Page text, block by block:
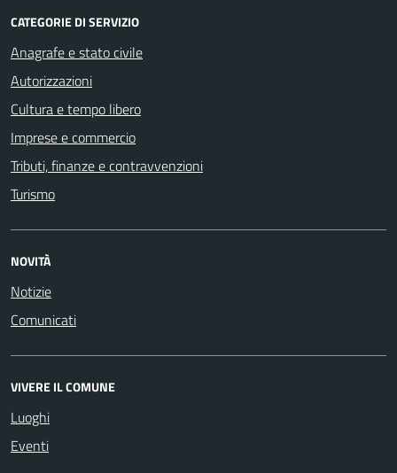
CATEGORIE DI SERVIZIO
Anagrafe e stato civile
Autorizzazioni
Cultura e tempo libero
Imprese e commercio
Tributi, finanze e contravvenzioni
Turismo
NOVITÀ
Notizie
Comunicati
VIVERE IL COMUNE
Luoghi
Eventi